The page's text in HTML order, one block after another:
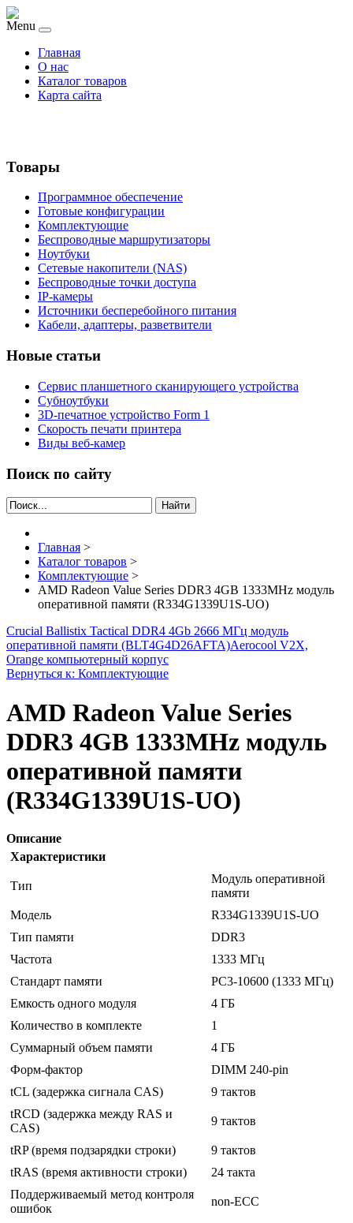
Menu
Главная
О нас
Каталог товаров
Карта сайта
Товары
Программное обеспечение
Готовые конфигурации
Комплектующие
Беспроводные маршрутизаторы
Ноутбуки
Сетевые накопители (NAS)
Беспроводные точки доступа
IP-камеры
Источники бесперебойного питания
Кабели, адаптеры, разветвители
Новые статьи
Сервис планшетного сканирующего устройства
Субноутбуки
3D-печатное устройство Form 1
Скорость печати принтера
Виды веб-камер
Поиск по сайту
Найти
Главная >
Каталог товаров >
Комплектующие >
AMD Radeon Value Series DDR3 4GB 1333MHz модуль
оперативной памяти (R334G1339U1S-UO)
Crucial Ballistix Tactical DDR4 4Gb 2666 МГц модуль
оперативной памяти (BLT4G4D26AFTA)Aerocool V2X,
Orange компьютерный корпус
Вернуться к: Комплектующие
AMD Radeon Value Series
DDR3 4GB 1333MHz модуль
оперативной памяти
(R334G1339U1S-UO)
Описание
Характеристики
Тип
Модуль оперативной
памяти
Модель
R334G1339U1S-UO
Тип памяти
DDR3
Частота
1333 МГц
Стандарт памяти
PC3-10600 (1333 МГц)
Емкость одного модуля
4 ГБ
Количество в комплекте
1
Суммарный объем памяти
4 ГБ
Форм-фактор
DIMM 240-pin
tCL (задержка сигнала CAS)
9 тактов
tRCD (задержка между RAS и
CAS)
9 тактов
tRP (время подзарядки строки)
9 тактов
tRAS (время активности строки)
24 такта
Поддерживаемый метод контроля
ошибок
non-ECC